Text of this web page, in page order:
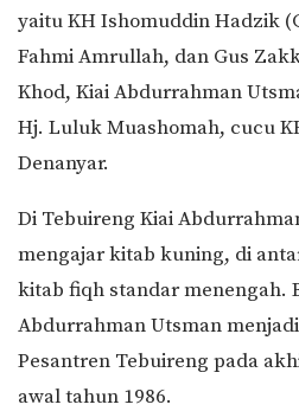
yaitu KH Ishomuddin Hadzik
Fahmi Amrullah, dan Gus
Khod, Kiai Abdurrahman
Hj. Luluk Muashomah, cucu
Denanyar.
Di Tebuireng Kiai
mengajar kitab kuning, di
kitab fiqh standar menengah.
Abdurrahman Utsman
Pesantren Tebuireng pada
awal tahun 1986.